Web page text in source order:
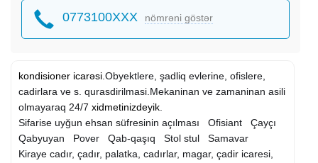
0773100XXX nömrəni göstər
kondisioner icarəsi.Obyektlere, şadliq evlerine, ofislere,
cadirlara ve s. qurasdirilmasi.Mekaninan ve zamaninan asili
olmayaraq 24/7 xidmetinizdeyik.
Sifarise uyğun ehsan süfresinin açılması Ofisiant Çayçı
Qabyuyan Pover Qab-qaşıq Stol stul Samavar
Kiraye cadır, çadır, palatka, cadırlar, magar, çadir icaresi,